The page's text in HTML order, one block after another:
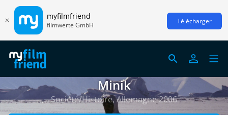
myfilmfriend
filmwerte GmbH Télécharger
Minik
Société/Histoire, Allemagne 2006